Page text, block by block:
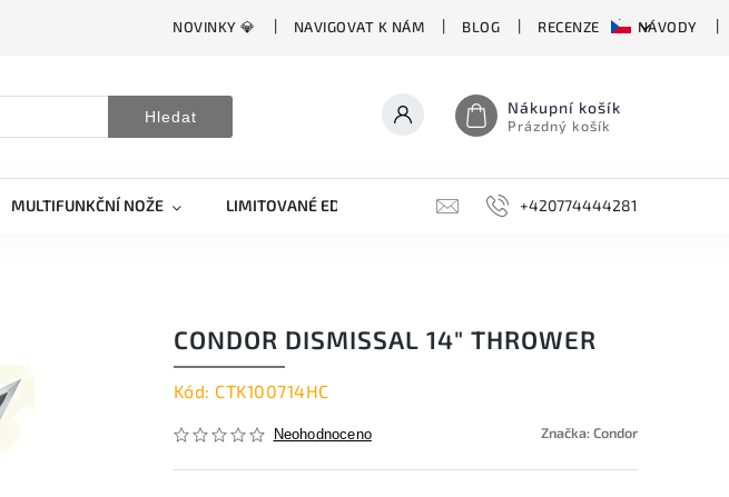
NOVINKY 💎 NAVIGOVAT K NÁM BLOG RECENZE NÁVODY
Hledat Nákupní košík
Prázdný košík
MULTIFUNKČNÍ NOŽE LIMITOVANÉ EDICE BROUSKY, BRUSKY, OCÍLKY
+420774444281
CONDOR DISMISSAL 14" THROWER
Kód: CTK100714HC
Neohodnoceno Značka:Condor